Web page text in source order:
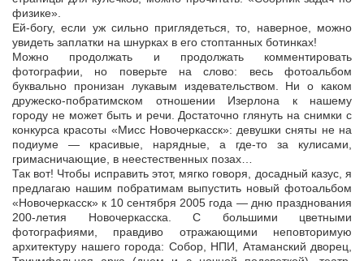
физике».
Ей-богу, если уж сильно приглядеться, то, наверное, можно
увидеть заплатки на шнурках в его стоптанных ботинках!
Можно продолжать и продолжать комментировать
фотографии, но поверьте на слово: весь фотоальбом
буквально пронизан лукавым издевательством. Ни о каком
дружеско-побратимском отношении Изерлона к нашему
городу не может быть и речи. Достаточно глянуть на снимки с
конкурса красоты «Мисс Новочеркасск»: девушки сняты не на
подиуме — красивые, нарядные, а где-то за кулисами,
гримасничающие, в неестественных позах…
Так вот! Чтобы исправить этот, мягко говоря, досадный казус, я
предлагаю нашим побратимам выпустить новый фотоальбом
«Новочеркасск» к 10 сентября 2005 года — дню празднования
200-летия Новочеркасска. С большими цветными
фотографиями, правдиво отражающими неповторимую
архитектуру нашего города: Собор, НПИ, Атаманский дворец,